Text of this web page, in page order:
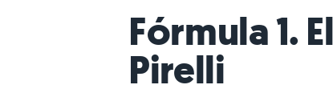
Fórmula 1.
Pirelli